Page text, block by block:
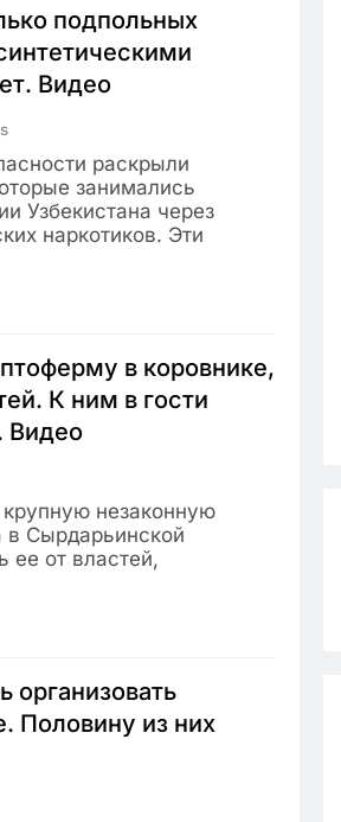
подпольных
Видео
раскрыли
занимались
Узбекистана через
наркотиков. Эти
в коровнике,
К ним в гости
Видео
незаконную
в Сырдарьинской
ее от властей,
организовать
Половину из них